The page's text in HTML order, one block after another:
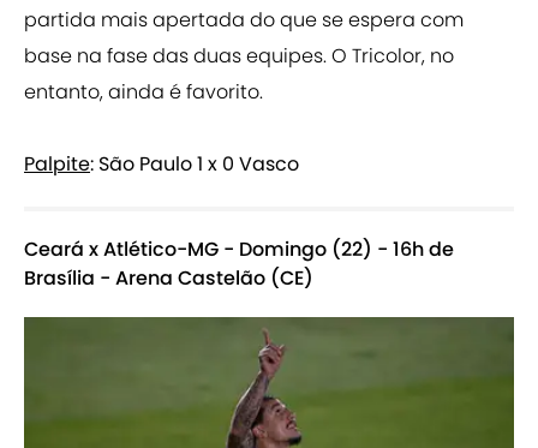
partida mais apertada do que se espera com
base na fase das duas equipes. O Tricolor, no
entanto, ainda é favorito.
Palpite: São Paulo 1 x 0 Vasco
Ceará x Atlético-MG - Domingo (22) - 16h de
Brasília - Arena Castelão (CE)